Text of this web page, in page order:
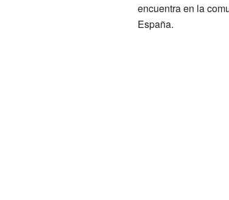
encuentra en la
España.